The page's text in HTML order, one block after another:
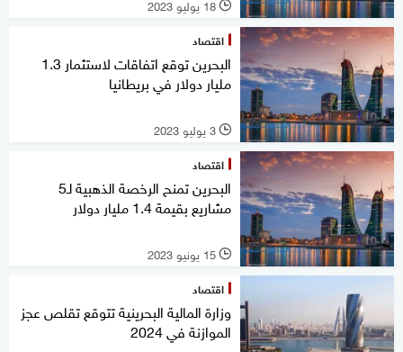
l 18 يوليو 2023
اقتصاد
البحرين توقع اتفاقات لاستثمار 1.3
مليار دولار في بريطانيا
l 3 يوليو 2023
اقتصاد
البحرين تمنح الرخصة الذهبية لـ5
مشاريع بقيمة 1.4 مليار دولار
l 15 يونيو 2023
اقتصاد
وزارة المالية البحرينية تتوقع تقلص عجز
الموازنة في 2024